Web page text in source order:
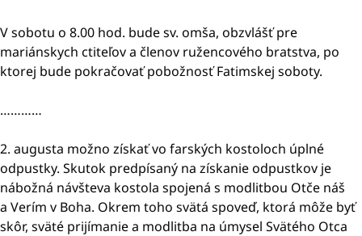
V sobotu o 8.00 hod. bude sv. omša, obzvlášť pre
mariánskych ctiteľov a členov ružencového bratstva, po
ktorej bude pokračovať pobožnosť Fatimskej soboty.
…………
2. augusta možno získať vo farských kostoloch úplné
odpustky. Skutok predpísaný na získanie odpustkov je
nábožná návšteva kostola spojená s modlitbou Otče náš
a Verím v Boha. Okrem toho svätá spoveď, ktorá môže byť
skôr, sväté prijímanie a modlitba na úmysel Svätého Otca